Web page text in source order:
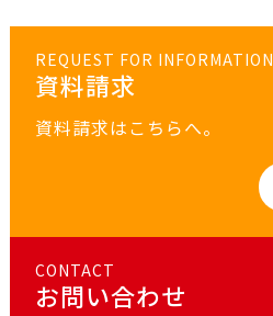
REQUEST FOR INFORMATION
資料請求
資料請求はこちらへ。
CONTACT
お問い合わせ